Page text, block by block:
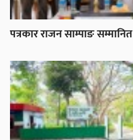
पत्रकार राजन साम्पाङ सम्मानित